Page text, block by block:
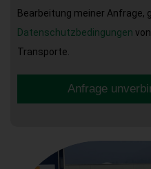
Bearbeitung meiner Anfrage,
Datenschutzbedingungen
Transporte.
Anfrage